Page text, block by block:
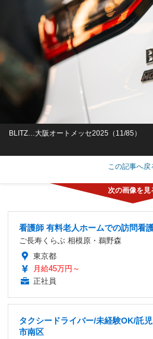
BLITZ…大阪オートメッセ2025（11/85）
この記事へ戻
看護師 有料老人ホームでの訪問看
ご長寿くらぶ 相模原・鵜野森
東京都
月給45万円～
正社員
タクシードライバー/未経験OK/託
市南区